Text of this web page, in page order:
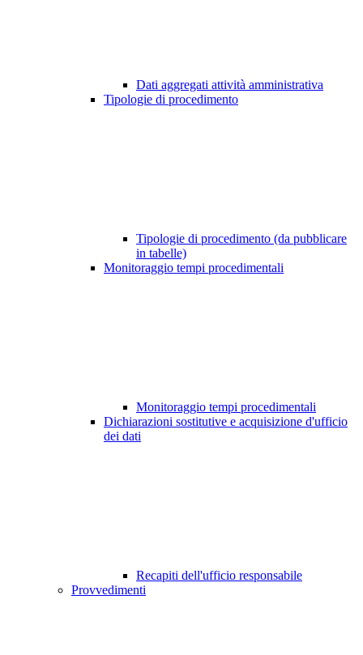
Dati aggregati attività amministrativa
Tipologie di procedimento
Tipologie di procedimento (da pubblicare
in tabelle)
Monitoraggio tempi procedimentali
Monitoraggio tempi procedimentali
Dichiarazioni sostitutive e acquisizione d'ufficio
dei dati
Recapiti dell'ufficio responsabile
Provvedimenti